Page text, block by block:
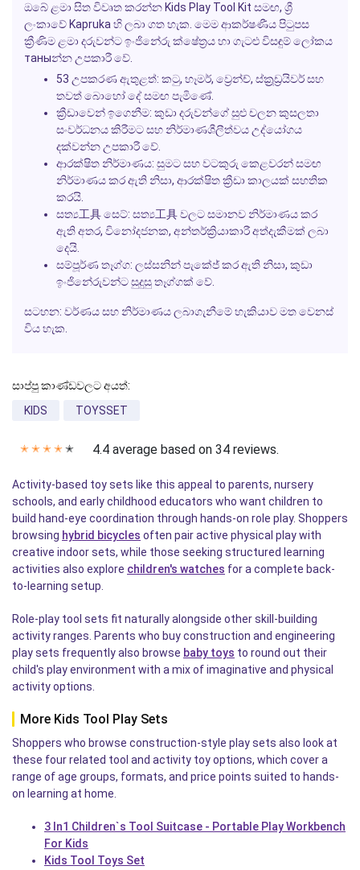
ඔබේ ළමා සිත විවෘත කරන්න Kids Play Tool Kit සමඟ, ශ්‍රී
ලංකාවේ Kapruka හි ලබා ගත හැක. මෙම ආකර්ෂණීය පිටුපස
ක්‍රීණිම ළමා දරුවන්ට ඉංජිනේරු ක්ෂේත්‍රය හා ගැටළු විසඳුම් ලෝකය
таныන්න උපකාරී වේ.
53 උපකරණ ඇතුළත්: කටු, හෑමර්, ව්‍රෙන්ච්, ස්ක්‍රූඩ්‍රයිවර් සහ
තවත් බොහෝ දේ සමඟ පැමිණේ.
ක්‍රීඩාවෙන් ඉගෙනීම: කුඩා දරුවන්ගේ සුළු චලන කුසලතා
සංවර්ධනය කිරීමට සහ නිර්මාණශීලීත්වය උද්යෝගය
දක්වන්න උපකාරී වේ.
ආරක්ෂිත නිර්මාණය: සුමට සහ වටකුරු කෙළවරන් සමඟ
නිර්මාණය කර ඇති නිසා, ආරක්ෂිත ක්‍රීඩා කාලයක් සහතික
කරයි.
සත්‍ය工具 සෙට්: සත්‍ය工具 වලට සමානව නිර්මාණය කර
ඇති අතර, විනෝදජනක, අන්තර්ක්‍රියාකාරී අත්දැකීමක් ලබා
දෙයි.
සම්පූර්ණ තෑග්ග: ලස්සනින් පැකේජ් කර ඇති නිසා, කුඩා
ඉංජිනේරුවන්ට සුදුසු තෑග්ගක් වේ.
සටහන: වර්ණය සහ නිර්මාණය ලබාගැනීමේ හැකියාව මත වෙනස්
විය හැක.
සාප්පු කාණ්ඩවලට අයත්:
KIDS
TOYSSET
✭ ✭ ✭ ✭ ✭ 4.4 average based on 34 reviews.
Activity-based toy sets like this appeal to parents, nursery
schools, and early childhood educators who want children to
build hand-eye coordination through hands-on role play. Shoppers
browsing hybrid bicycles often pair active physical play with
creative indoor sets, while those seeking structured learning
activities also explore children's watches for a complete back-
to-learning setup.
Role-play tool sets fit naturally alongside other skill-building
activity ranges. Parents who buy construction and engineering
play sets frequently also browse baby toys to round out their
child's play environment with a mix of imaginative and physical
activity options.
More Kids Tool Play Sets
Shoppers who browse construction-style play sets also look at
these four related tool and activity toy options, which cover a
range of age groups, formats, and price points suited to hands-
on learning at home.
3 In1 Children`s Tool Suitcase - Portable Play Workbench
For Kids
Kids Tool Toys Set